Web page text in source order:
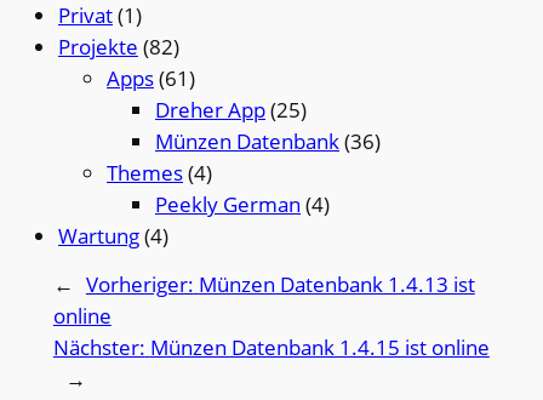
Privat(1)
Projekte (82)
Apps(61)
Dreher App(25)
Münzen Datenbank(36)
Themes(4)
Peekly German (4)
Wartung(4)
← Vorheriger: Münzen Datenbank 1.4.13 ist
online
Nächster: Münzen Datenbank 1.4.15 ist online
→